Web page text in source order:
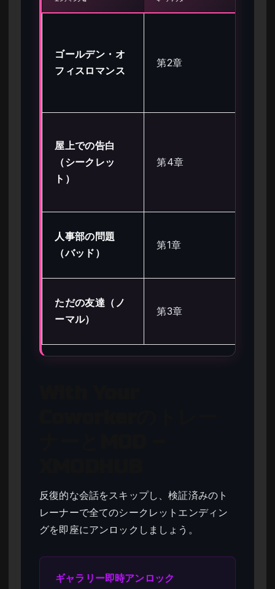
ゴールデン・オ
フィスロマンス
第2章
屋上での告白
（シークレッ
ト）
第4章
人事部の問題
（バッド）
第1章
ただの友達（ノ
ーマル）
第3章
反復的な会話をスキップし、検証済みのト
レーナーで全てのシークレットエンディン
グを即座にアンロックしましょう。
ギャラリー即時アンロック